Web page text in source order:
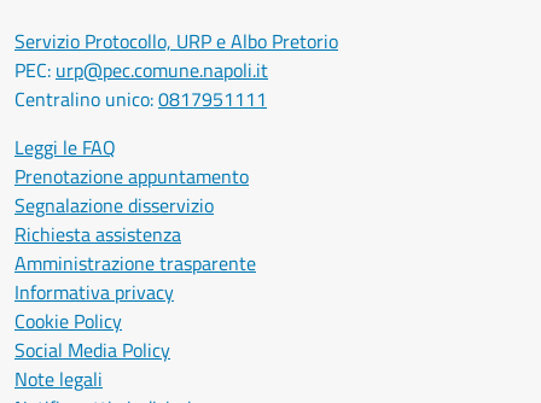
Servizio Protocollo, URP e Albo Pretorio
PEC: urp@pec.comune.napoli.it
Centralino unico:0817951111
Leggi le FAQ
Prenotazione appuntamento
Segnalazione disservizio
Richiesta assistenza
Amministrazione trasparente
Informativa privacy
Cookie Policy
Social Media Policy
Note legali